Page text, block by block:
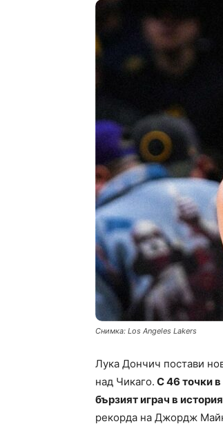
Снимка: Los Angeles Lakers
Лука Дончич постави
над Чикаго. С 46 точки в
бързият играч в
рекорда на Джордж